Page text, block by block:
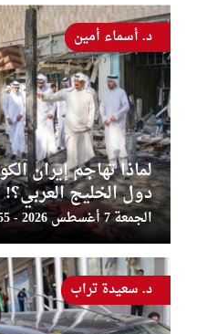
لماذا تهاجم إيران
دول الخليج العربي؟!
الجمعة 7 أغسطس 2026 - 14:59:55
د. أسماء أمين
د. سعيدة تراب